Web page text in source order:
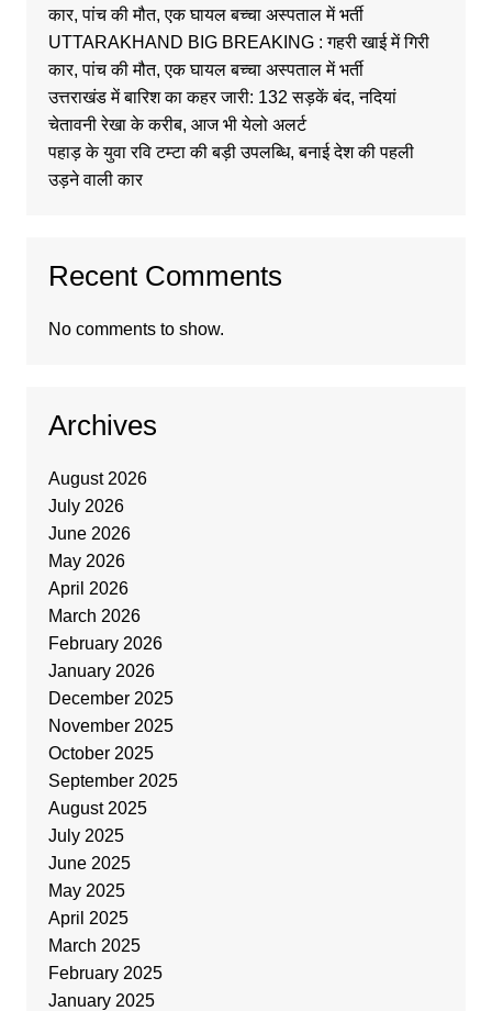
कार, पांच की मौत, एक घायल बच्चा अस्पताल में भर्ती
UTTARAKHAND BIG BREAKING : गहरी खाई में गिरी
कार, पांच की मौत, एक घायल बच्चा अस्पताल में भर्ती
उत्तराखंड में बारिश का कहर जारी: 132 सड़कें बंद, नदियां
चेतावनी रेखा के करीब, आज भी येलो अलर्ट
पहाड़ के युवा रवि टम्टा की बड़ी उपलब्धि, बनाई देश की पहली
उड़ने वाली कार
Recent Comments
No comments to show.
Archives
August 2026
July 2026
June 2026
May 2026
April 2026
March 2026
February 2026
January 2026
December 2025
November 2025
October 2025
September 2025
August 2025
July 2025
June 2025
May 2025
April 2025
March 2025
February 2025
January 2025